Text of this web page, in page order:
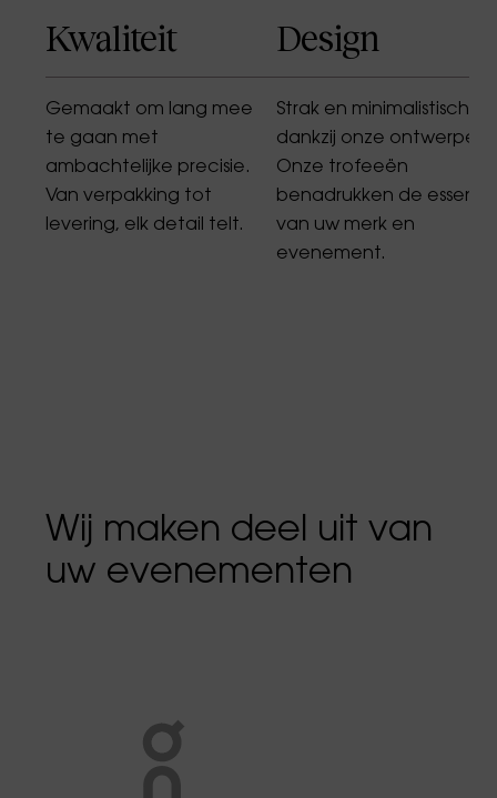
Kwaliteit
Gemaakt om lang mee
te gaan met
ambachtelijke precisie.
Van verpakking tot
levering, elk detail telt.
Design
Strak en minimalistisch
dankzij onze ontwerpers.
Onze trofeeën
benadrukken de
van uw merk en
evenement.
Wij maken deel uit van
uw evenementen